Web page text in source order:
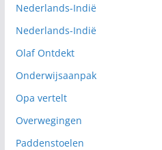
Nederlands-Indië
Nederlands-Indië
Olaf Ontdekt
Onderwijsaanpak
Opa vertelt
Overwegingen
Paddenstoelen